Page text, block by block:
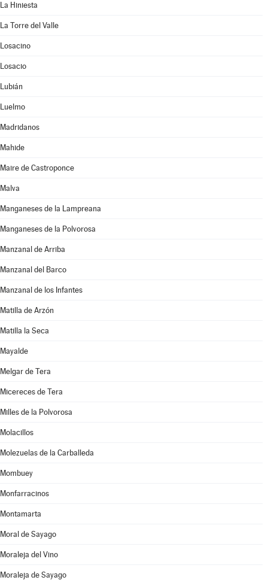
La Hiniesta
La Torre del Valle
Losacino
Losacio
Lubián
Luelmo
Madridanos
Mahide
Maire de Castroponce
Malva
Manganeses de la Lampreana
Manganeses de la Polvorosa
Manzanal de Arriba
Manzanal del Barco
Manzanal de los Infantes
Matilla de Arzón
Matilla la Seca
Mayalde
Melgar de Tera
Micereces de Tera
Milles de la Polvorosa
Molacillos
Molezuelas de la Carballeda
Mombuey
Monfarracinos
Montamarta
Moral de Sayago
Moraleja del Vino
Moraleja de Sayago